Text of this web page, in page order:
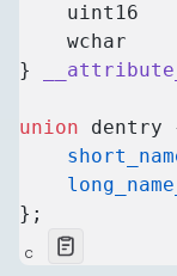
uint16
}
union dentry
};
c